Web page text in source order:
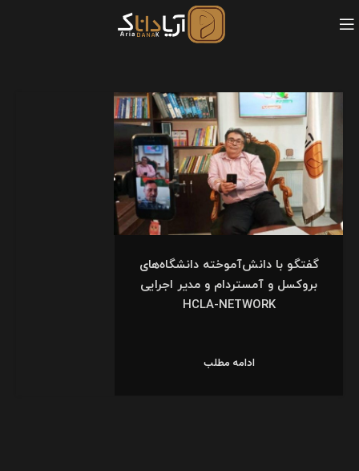
گفتگو با دانش‌آموخته دانشگاه‌های
بروکسل و آمستردام و مدیر اجرایی
HCLA-NETWORK
ادامه مطلب